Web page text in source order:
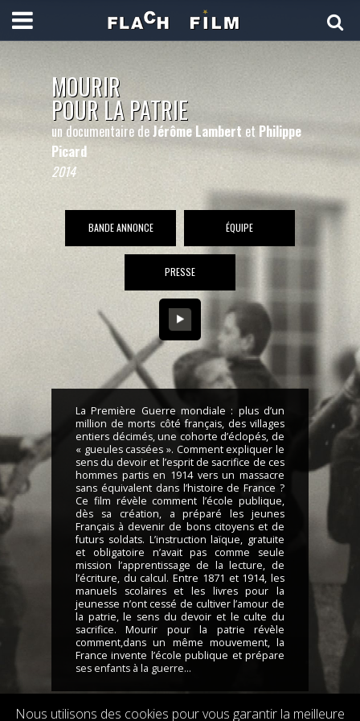
MOURIR
POUR LA PATRIE
un documentaire deJérôme Lambert et Philippe
Picard
2014
BANDE ANNONCE ÉQUIPE
PRESSE
La Première Guerre mondiale : plus d’un
million de morts côté français, des villages
entiers décimés, une cohorte d’éclopés, de
« gueules cassées ». Comment expliquer le
sens du devoir et l’esprit de sacrifice de ces
hommes partis en 1914 vers un massacre
sans équivalent dans l’histoire de France ?
Ce film révèle comment l’école publique,
dès sa création, a préparé les jeunes
Français à devenir de bons citoyens et de
futurs soldats. L’instruction laïque, gratuite
et obligatoire n’avait pas comme seule
mission l’apprentissage de la lecture, de
l’écriture, du calcul. Entre 1871 et 1914, les
manuels scolaires et les livres pour la
jeunesse n’ont cessé de cultiver l’amour de
la patrie, le sens du devoir et le culte du
sacrifice. Mourir pour la patrie révèle
comment,dans un même mouvement, la
France invente l’école publique et prépare
ses enfants à la guerre…
Nous utilisons des cookies pour vous garantir la meilleure